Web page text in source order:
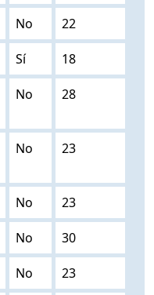
No 22
Sí 18
No 28
No 23
No 23
No 30
No 23